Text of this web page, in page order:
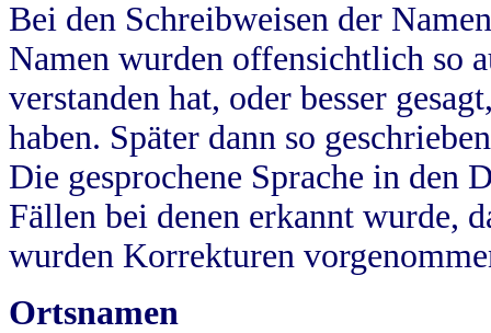
Bei den Schreibweisen der
Namen wurden offensichtlich so
verstanden hat, oder besser
haben. Später dann so
Die gesprochene Sprache in
Fällen bei denen erkannt wurde,
wurden Korrekturen
Ortsnamen